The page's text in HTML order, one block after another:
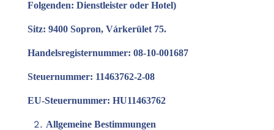
Folgenden: Dienstleister oder Hotel)
Sitz: 9400 Sopron, Várkerület 75.
Handelsregisternummer: 08-10-001687
Steuernummer: 11463762-2-08
EU-Steuernummer: HU11463762
Allgemeine Bestimmungen